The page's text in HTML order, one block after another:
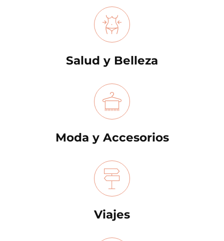
Salud y Belleza
Moda y Accesorios
Viajes